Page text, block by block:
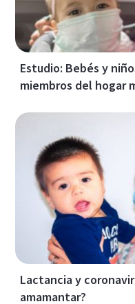
Estudio: Bebés y
miembros del hogar
Lactancia y
amamantar?